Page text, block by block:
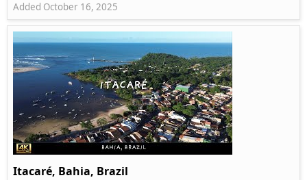
Added October 16, 2025
Itacaré, Bahia, Brazil